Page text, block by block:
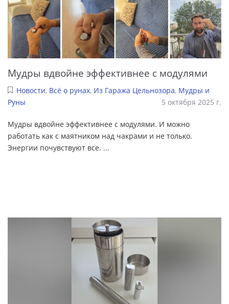
Мудры вдвойне эффективнее с модулями
Новости, Всё о рунах, Из Гаража Цельнозора, Мудры и
Руны
5 октября 2025 г.
Мудры вдвойне эффективнее с модулями. И можно
работать как с маятником над чакрами и не только.
Энергии почувствуют все. ...